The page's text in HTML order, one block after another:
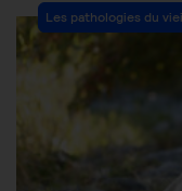
Post
Category:
Les pathologies du